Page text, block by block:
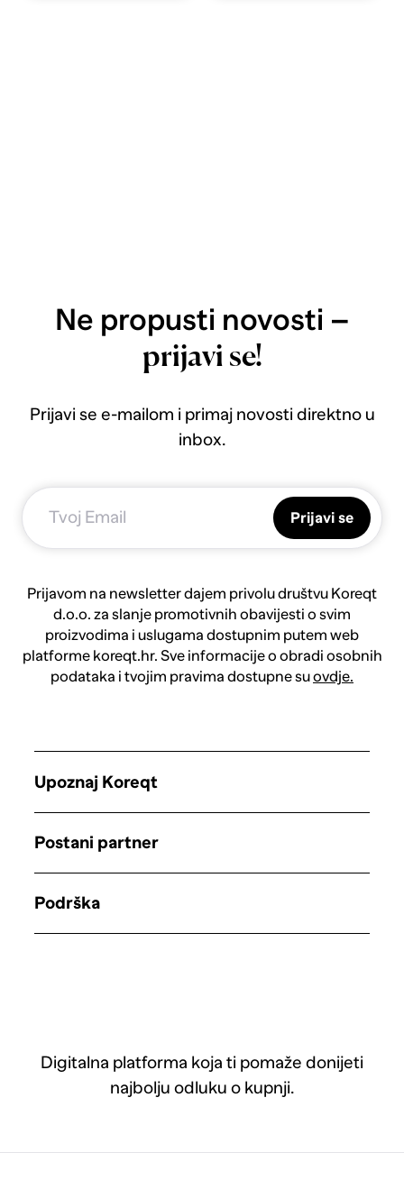
Ne propusti novosti –
prijavi se!
Prijavi se e-mailom i primaj novosti direktno u
inbox.
Prijavi se
Prijavom na newsletter dajem privolu društvu Koreqt
d.o.o. za slanje promotivnih obavijesti o svim
proizvodima i uslugama dostupnim putem web
platforme koreqt.hr. Sve informacije o obradi osobnih
podataka i tvojim pravima dostupne suovdje.
Digitalna platforma koja ti pomaže donijeti
najbolju odluku o kupnji.
Upoznaj Koreqt
Postani partner
Podrška